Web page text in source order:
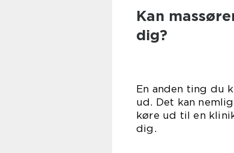
Kan
dig?
En anden ting du
ud. Det kan
køre ud til en